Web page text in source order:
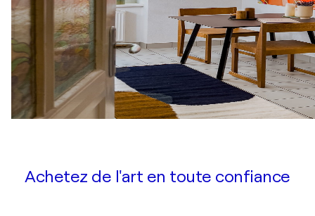
Achetez de l'art en toute confiance